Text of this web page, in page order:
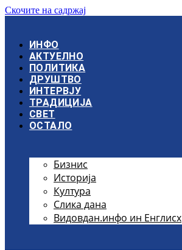
Скочите на садржај
ИНФО
АКТУЕЛНО
ПОЛИТИКА
ДРУШТВО
ИНТЕРВЈУ
ТРАДИЦИЈА
СВЕТ
ОСТАЛО
Бизнис
Историја
Култура
Слика дана
Видовдан.инфо ин Енглисх